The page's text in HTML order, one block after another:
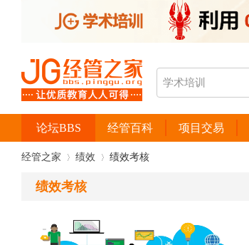
经管百科 项目交易
论坛BBS
经管之家 绩效
›
绩效考核
绩效考核